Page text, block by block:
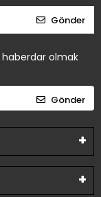
Gönder
olmak
Gönder